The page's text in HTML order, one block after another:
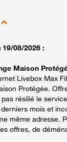
08/2026 :
Maison
Livebox Max
Protégée.
résilié le
mois et
même adresse.
offres, de